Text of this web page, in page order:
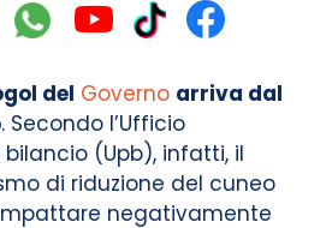
del Governo arriva dal
. Secondo l’Ufficio
(Upb), infatti, il
di riduzione del cuneo
negativamente